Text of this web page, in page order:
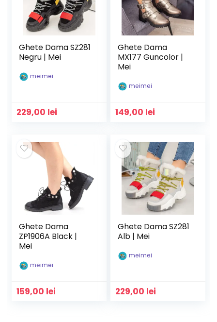
Ghete Dama SZ281
Negru | Mei
meimei
229,00 lei
Ghete Dama
MX177 Guncolor |
Mei
meimei
149,00 lei
Ghete Dama
ZP1906A Black |
Mei
meimei
159,00 lei
Ghete Dama SZ281
Alb | Mei
meimei
229,00 lei